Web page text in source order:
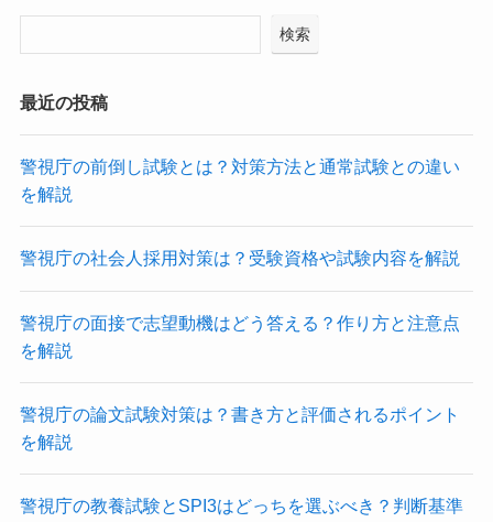
検索
最近の投稿
警視庁の前倒し試験とは？対策方法と通常試験との違い
を解説
警視庁の社会人採用対策は？受験資格や試験内容を解説
警視庁の面接で志望動機はどう答える？作り方と注意点
を解説
警視庁の論文試験対策は？書き方と評価されるポイント
を解説
警視庁の教養試験とSPI3はどっちを選ぶべき？判断基準